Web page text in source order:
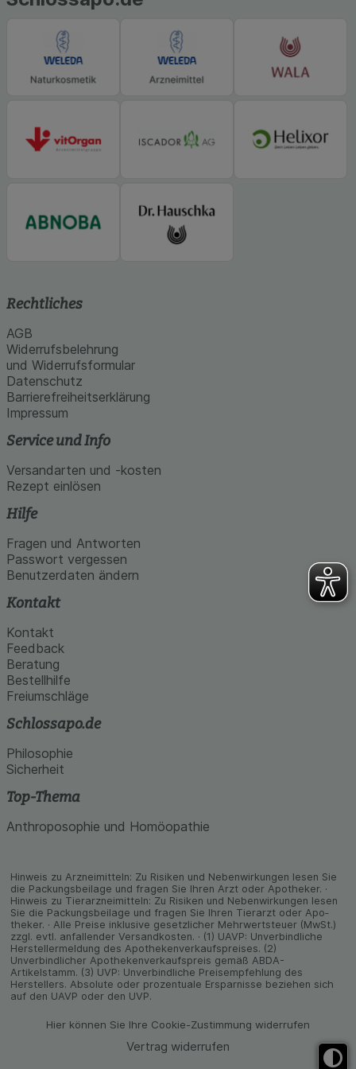
Rechtliches
AGB
Widerrufsbelehrung
und Widerrufsformular
Datenschutz
Barrierefreiheitserklärung
Impressum
Service und Info
Versandarten und -kosten
Rezept einlösen
Hilfe
Fragen und Antworten
Passwort vergessen
Benutzerdaten ändern
Kontakt
Kontakt
Feedback
Beratung
Bestellhilfe
Freiumschläge
Schlossapo.de
Philosophie
Sicherheit
Top-Thema
Anthroposophie und Homöopathie
Hinweis zu Arzneimitteln: Zu Risiken und Neben­wirkungen lesen Sie
die Packungs­beilage und fragen Sie Ihren Arzt oder Apo­theker. ·
Hinweis zu Tier­arz­nei­mitteln: Zu Risiken und Neben­wirkungen lesen
Sie die Packungs­beilage und fragen Sie Ihren Tier­arzt oder Apo­
theker. · Alle Preise inklusive gesetz­licher Mehrwertsteuer (MwSt.)
zzgl. evtl. anfallender Versand­kosten. · (1) UAVP: Unverbindliche
Herstellermeldung des Apothekenverkaufspreises. (2)
Unverbindlicher Apothekenverkaufspreis gemäß ABDA-
Artikelstamm. (3) UVP: Unverbindliche Preisempfehlung des
Herstellers. Absolute oder prozentuale Ersparnisse beziehen sich
auf den UAVP oder den UVP.
Hier können Sie Ihre Cookie-Zustimmung widerrufen
Vertrag widerrufen